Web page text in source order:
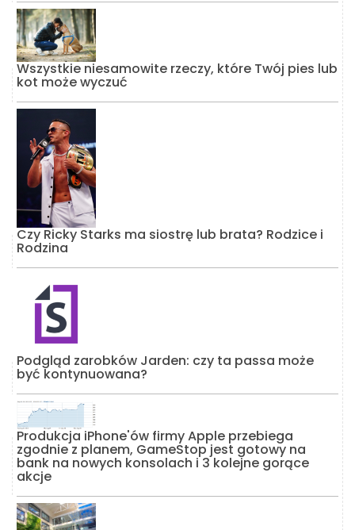
Wszystkie niesamowite rzeczy, które Twój pies lub
kot może wyczuć
Czy Ricky Starks ma siostrę lub brata? Rodzice i
Rodzina
Podgląd zarobków Jarden: czy ta passa może
być kontynuowana?
Produkcja iPhone'ów firmy Apple przebiega
zgodnie z planem, GameStop jest gotowy na
bank na nowych konsolach i 3 kolejne gorące
akcje